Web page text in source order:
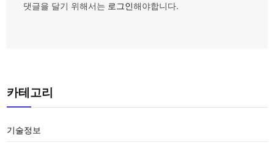
댓글을 달기 위해서는 로그인해야합니다.
카테고리
기술정보